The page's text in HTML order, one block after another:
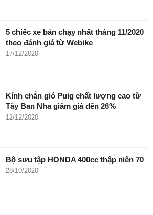
5 chiếc xe bán chạy nhất tháng 11/2020
theo đánh giá từ Webike
17/12/2020
Kính chắn gió Puig chất lượng cao từ
Tây Ban Nha giảm giá đến 26%
12/12/2020
Bộ sưu tập HONDA 400cc thập niên 70
28/10/2020